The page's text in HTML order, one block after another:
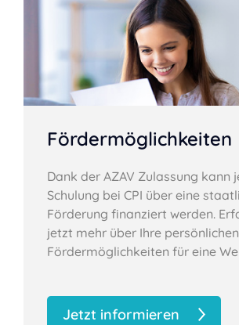
Fördermöglichkeiten
Dank der AZAV Zulassung kann
Schulung bei CPI über eine
Förderung finanziert werden.
jetzt mehr über Ihre persönlichen
Fördermöglichkeiten für eine
Jetzt informieren